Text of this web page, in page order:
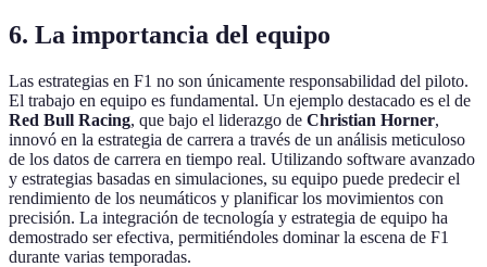
6. La importancia del equipo
Las estrategias en F1 no son únicamente responsabilidad del piloto.
El trabajo en equipo es fundamental. Un ejemplo destacado es el de
Red Bull Racing, que bajo el liderazgo de Christian Horner,
innovó en la estrategia de carrera a través de un análisis meticuloso
de los datos de carrera en tiempo real. Utilizando software avanzado
y estrategias basadas en simulaciones, su equipo puede predecir el
rendimiento de los neumáticos y planificar los movimientos con
precisión. La integración de tecnología y estrategia de equipo ha
demostrado ser efectiva, permitiéndoles dominar la escena de F1
durante varias temporadas.